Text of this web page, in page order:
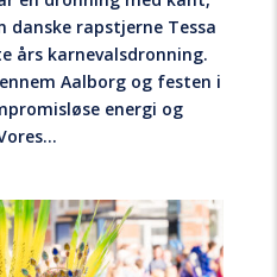
rapstjerne Tessa
års karnevalsdronning.
Aalborg og festen i
energi og